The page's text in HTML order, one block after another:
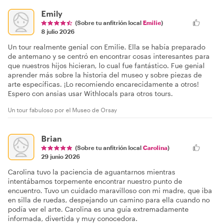
Emily
(Sobre tu anfitrión local Emilie)
8 julio 2026
Un tour realmente genial con Emilie. Ella se había preparado
de antemano y se centró en encontrar cosas interesantes para
que nuestros hijos hicieran, lo cual fue fantástico. Fue genial
aprender más sobre la historia del museo y sobre piezas de
arte específicas. ¡Lo recomiendo encarecidamente a otros!
Espero con ansias usar Withlocals para otros tours.
Un tour fabuloso por el Museo de Orsay
Brian
(Sobre tu anfitrión local Carolina)
29 junio 2026
Carolina tuvo la paciencia de aguantarnos mientras
intentábamos torpemente encontrar nuestro punto de
encuentro. Tuvo un cuidado maravilloso con mi madre, que iba
en silla de ruedas, despejando un camino para ella cuando no
podía ver el arte. Carolina es una guía extremadamente
informada, divertida y muy conocedora.